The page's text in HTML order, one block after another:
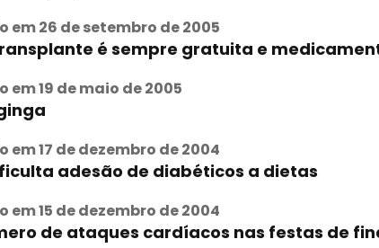
em 26 de setembro de 2005
é sempre gratuita e
19 de maio de 2005
17 de dezembro de 2004
adesão de diabéticos a dietas
15 de dezembro de 2004
de ataques cardíacos nas festas de